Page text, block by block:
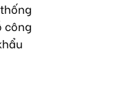
công